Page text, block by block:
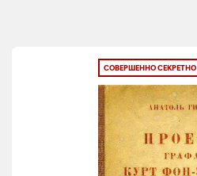
СОВЕРШЕННО СЕКРЕТНО